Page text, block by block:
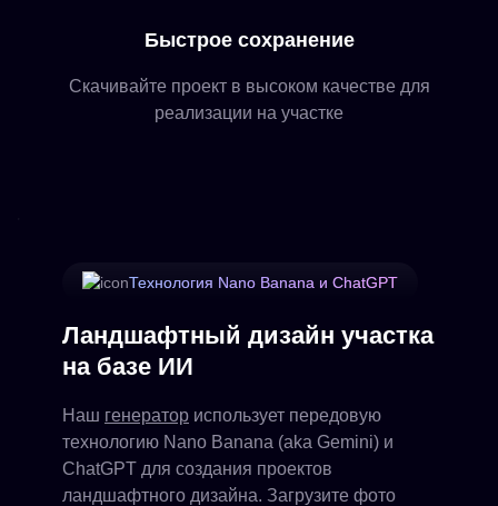
Быстрое сохранение
Скачивайте проект в высоком качестве для
реализации на участке
Технология Nano Banana и ChatGPT
Ландшафтный дизайн участка
на базе ИИ
Наш генератор использует передовую
технологию Nano Banana (aka Gemini) и
ChatGPT для создания проектов
ландшафтного дизайна. Загрузите фото